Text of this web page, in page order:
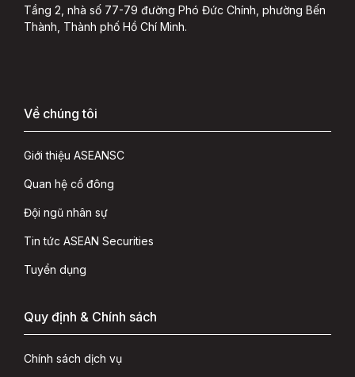
Tầng 2, nhà số 77-79 đường Phó Đức Chính, phường Bến
Thành, Thành phố Hồ Chí Minh.
Về chúng tôi
Giới thiệu ASEANSC
Quan hệ cổ đông
Đội ngũ nhân sự
Tin tức ASEAN Securities
Tuyển dụng
Quy định & Chính sách
Chính sách dịch vụ